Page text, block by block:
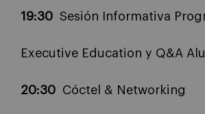
19:30 Sesión Informativa
Executive Education y Q&A
20:30 Cóctel & Networking